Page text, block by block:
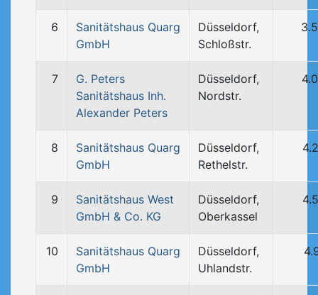
6
Sanitätshaus Quarg
GmbH
Düsseldorf,
Schloßstr.
7
G. Peters
Sanitätshaus Inh.
Alexander Peters
Düsseldorf,
Nordstr.
8
Sanitätshaus Quarg
GmbH
Düsseldorf,
Rethelstr.
9
Sanitätshaus West
GmbH & Co. KG
Düsseldorf,
Oberkassel
10
Sanitätshaus Quarg
GmbH
Düsseldorf,
Uhlandstr.